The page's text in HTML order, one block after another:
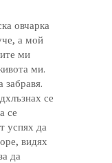
овчарка
а мой
ми
ми.
забравя.
се
се
успях да
видях
да